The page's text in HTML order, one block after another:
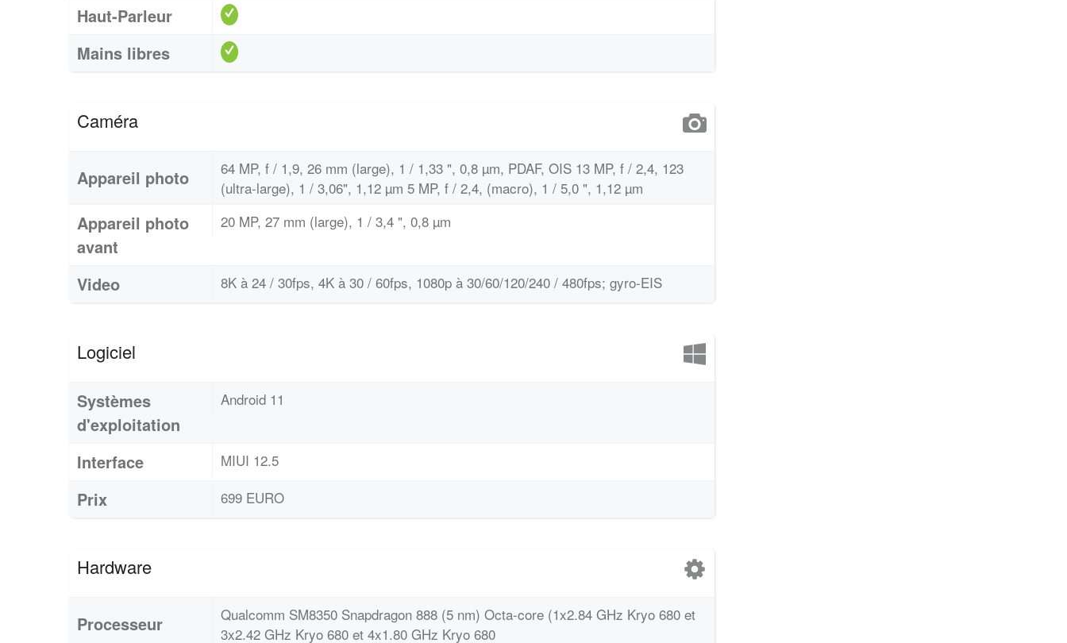
Haut-Parleur
Mains libres
Caméra
Appareil photo
64 MP, f / 1,9, 26 mm (large), 1 / 1,33 ", 0,8 µm, PDAF, OIS 13 MP, f / 2,4, 123
(ultra-large), 1 / 3,06", 1,12 µm 5 MP, f / 2,4, (macro), 1 / 5,0 ", 1,12 µm
Appareil photo
avant
20 MP, 27 mm (large), 1 / 3,4 ", 0,8 µm
Video 8K à 24 / 30fps, 4K à 30 / 60fps, 1080p à 30/60/120/240 / 480fps; gyro-EIS
Logiciel
Systèmes
d'exploitation
Android 11
Interface MIUI 12.5
Prix 699 EURO
Hardware
Processeur
Qualcomm SM8350 Snapdragon 888 (5 nm) Octa-core (1x2.84 GHz Kryo 680 et
3x2.42 GHz Kryo 680 et 4x1.80 GHz Kryo 680